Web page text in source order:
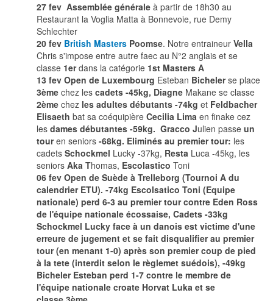
27 fev Assemblée générale à partir de 18h30 au
Restaurant la Voglia Matta à Bonnevoie, rue Demy
Schlechter
20 fev British Masters Poomse. Notre entraineur Vella
Chris s'impose entre autre faec au N°2 anglais et se
classe 1erdans la catégorie 1st Masters A
13 fev Open de Luxembourg Esteban Bichelerse place
3ème chez les cadets -45kg, Diagne Makane se classe
2ème chez les adultes débutants -74kg et Feldbacher
Elisaeth bat sa coéquipière Cecilia Lima en finake cez
les dames débutantes -59kg. Gracco Julien passe un
touren seniors -68kg. Eliminés au premier tour: les
cadets Schockmel Lucky -37kg, Resta Luca -45kg, les
seniors Aka Thomas, Escolastico Toni
06 fev Open de Suède à Trelleborg (Tournoi A du
calendrier ETU). -74kg Escolsatico Toni (Equipe
nationale) perd 6-3 au premier tour contre Eden Ross
de l'équipe nationale écossaise, Cadets -33kg
Schockmel Lucky face à un danois est victime d'une
erreure de jugement et se fait disqualifier au premier
tour (en menant 1-0) après son premier coup de pied
à la tete (interdit selon le règlemet suédois), -49kg
BichelerEsteban perd 1-7 contre le membre de
l'équipe nationale croate Horvat Luka et se